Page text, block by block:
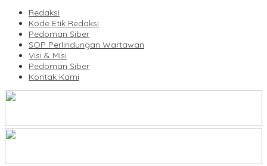
Redaksi
Kode Etik Redaksi
Pedoman Siber
SOP Perlindungan Wartawan
Visi & Misi
Pedoman Siber
Kontak Kami